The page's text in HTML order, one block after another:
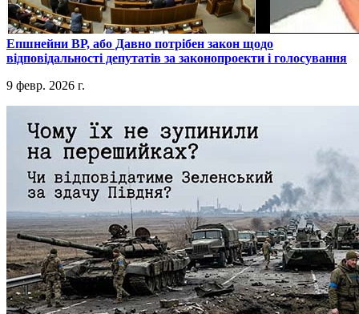
​Епшнейни ВР, або Давно потрібен закон щодо
відповідальності депутатів за законопроекти і голосування
9 февр. 2026 г.